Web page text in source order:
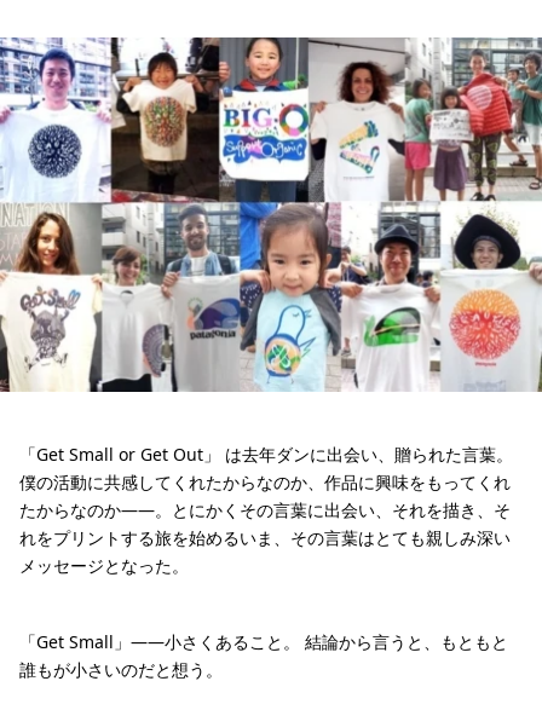
「Get Small or Get Out」 は去年ダンに出会い、贈られた言葉。
僕の活動に共感してくれたからなのか、作品に興味をもってくれ
たからなのか――。とにかくその言葉に出会い、それを描き、そ
れをプリントする旅を始めるいま、その言葉はとても親しみ深い
メッセージとなった。
「Get Small」――小さくあること。 結論から言うと、もともと
誰もが小さいのだと想う。